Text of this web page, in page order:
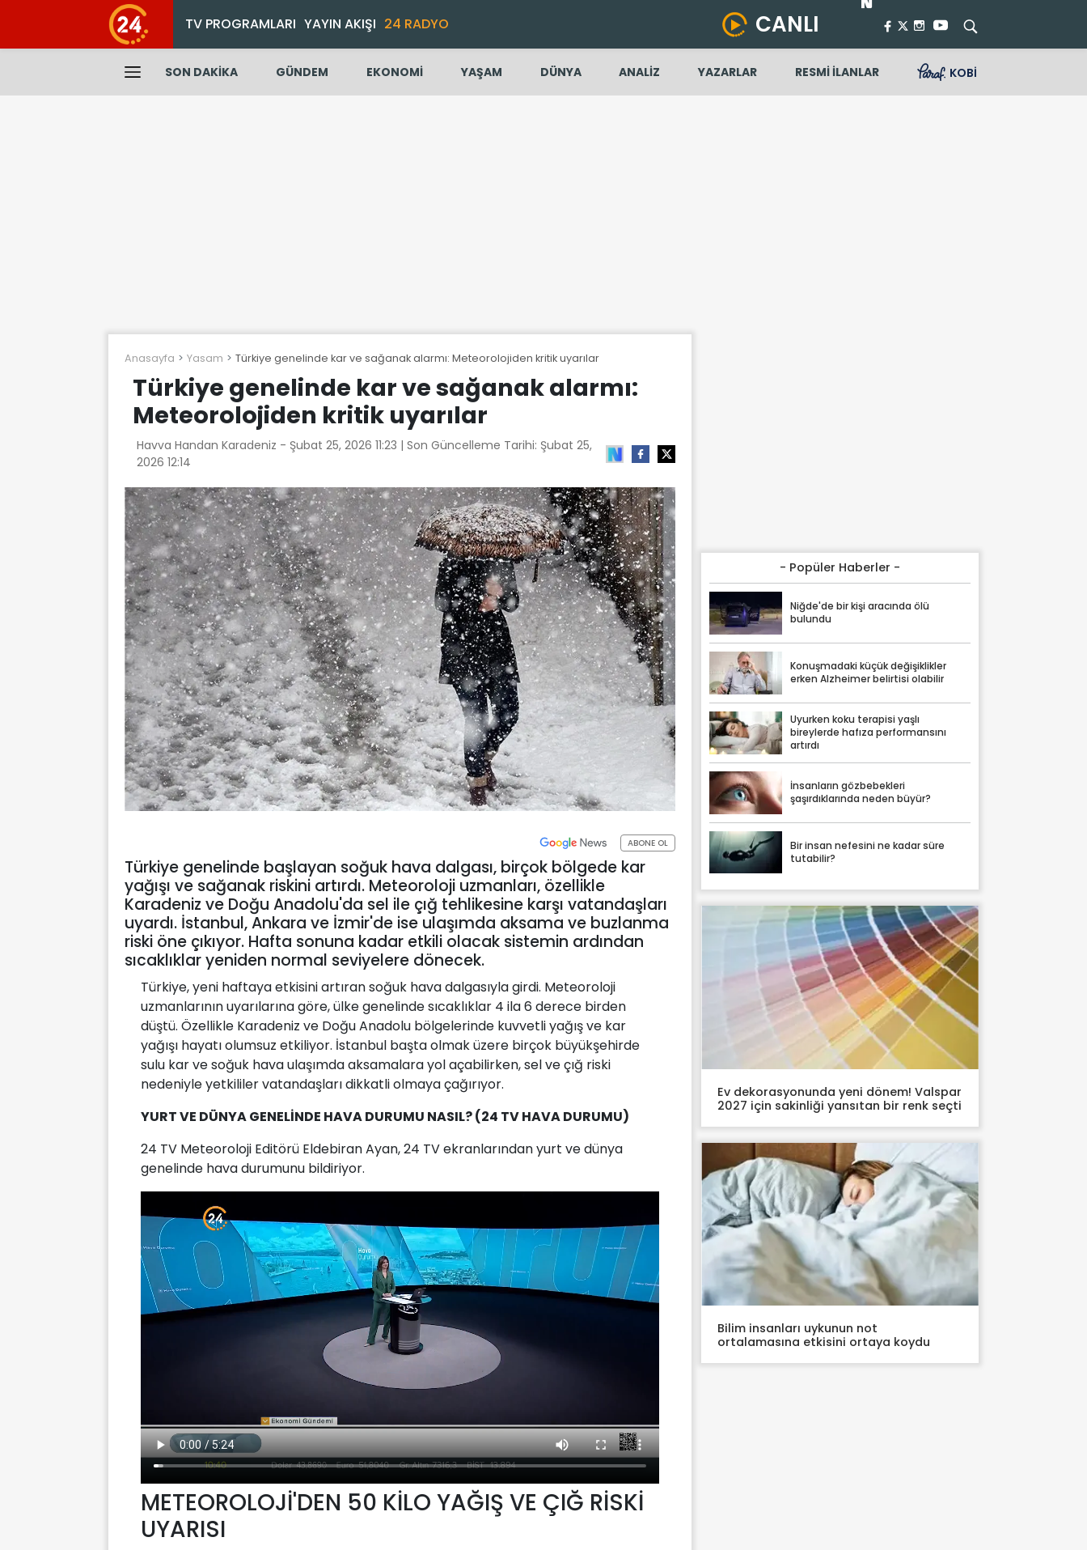
TV PROGRAMLARI YAYIN AKIŞI 24 RADYO CANLI
SON DAKİKA GÜNDEM EKONOMİ YAŞAM DÜNYA ANALİZ YAZARLAR RESMİ İLANLAR KOBİ
Anasayfa Yasam Türkiye genelinde kar ve sağanak alarmı: Meteorolojiden kritik uyarılar
Türkiye genelinde kar ve sağanak alarmı:
Meteorolojiden kritik uyarılar
Havva Handan Karadeniz - Şubat 25, 2026 11:23 | Son Güncelleme Tarihi: Şubat 25,
2026 12:14
ABONE OL
Türkiye genelinde başlayan soğuk hava dalgası, birçok bölgede kar
yağışı ve sağanak riskini artırdı. Meteoroloji uzmanları, özellikle
Karadeniz ve Doğu Anadolu'da sel ile çığ tehlikesine karşı vatandaşları
uyardı. İstanbul, Ankara ve İzmir'de ise ulaşımda aksama ve buzlanma
riski öne çıkıyor. Hafta sonuna kadar etkili olacak sistemin ardından
sıcaklıklar yeniden normal seviyelere dönecek.
Türkiye, yeni haftaya etkisini artıran soğuk hava dalgasıyla girdi. Meteoroloji
uzmanlarının uyarılarına göre, ülke genelinde sıcaklıklar 4 ila 6 derece birden
düştü. Özellikle Karadeniz ve Doğu Anadolu bölgelerinde kuvvetli yağış ve kar
yağışı hayatı olumsuz etkiliyor. İstanbul başta olmak üzere birçok büyükşehirde
sulu kar ve soğuk hava ulaşımda aksamalara yol açabilirken, sel ve çığ riski
nedeniyle yetkililer vatandaşları dikkatli olmaya çağırıyor.
YURT VE DÜNYA GENELİNDE HAVA DURUMU NASIL? (24 TV HAVA DURUMU)
24 TV Meteoroloji Editörü Eldebiran Ayan, 24 TV ekranlarından yurt ve dünya
genelinde hava durumunu bildiriyor.
METEOROLOJİ'DEN 50 KİLO YAĞIŞ VE ÇIĞ RİSKİ
UYARISI
- Popüler Haberler -
Niğde'de bir kişi aracında ölü
bulundu
Konuşmadaki küçük değişiklikler
erken Alzheimer belirtisi olabilir
Uyurken koku terapisi yaşlı
bireylerde hafıza performansını
artırdı
İnsanların gözbebekleri
şaşırdıklarında neden büyür?
Bir insan nefesini ne kadar süre
tutabilir?
Ev dekorasyonunda yeni dönem! Valspar
2027 için sakinliği yansıtan bir renk seçti
Bilim insanları uykunun not
ortalamasına etkisini ortaya koydu